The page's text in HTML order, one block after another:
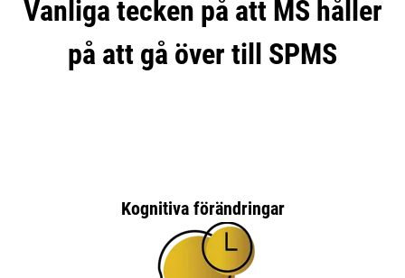
Vanliga tecken på att MS håller
på att gå över till SPMS
Kognitiva förändringar